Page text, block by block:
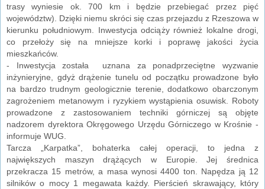
trasy wyniesie ok. 700 km i będzie przebiegać przez pięć
województw). Dzięki niemu skróci się czas przejazdu z Rzeszowa w
kierunku południowym. Inwestycja odciąży również lokalne drogi,
co przełoży się na mniejsze korki i poprawę jakości życia
mieszkańców.
- Inwestycja została uznana za ponadprzeciętne wyzwanie
inżynieryjne, gdyż drążenie tunelu od początku prowadzone było
na bardzo trudnym geologicznie terenie, dodatkowo obarczonym
zagrożeniem metanowym i ryzykiem wystąpienia osuwisk. Roboty
prowadzone z zastosowaniem techniki górniczej są objęte
nadzorem dyrektora Okręgowego Urzędu Górniczego w Krośnie -
informuje WUG.
Tarcza „Karpatka”, bohaterka całej operacji, to jedna z
największych maszyn drążących w Europie. Jej średnica
przekracza 15 metrów, a masa wynosi 4400 ton. Napędza ją 12
silników o mocy 1 megawata każdy. Pierścień skrawający, który